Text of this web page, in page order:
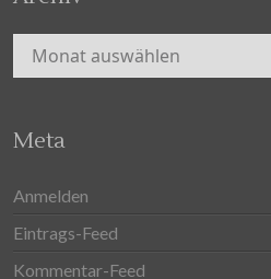
Archiv
Meta
Anmelden
Eintrags-Feed
Kommentar-Feed